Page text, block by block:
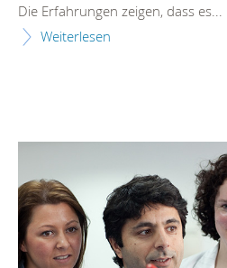
Die Erfahrungen zeigen, dass es...
Weiterlesen